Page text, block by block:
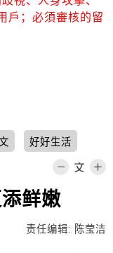
戶；必須審核的留
好好生活
鲜嫩
责任编辑: 陈莹洁